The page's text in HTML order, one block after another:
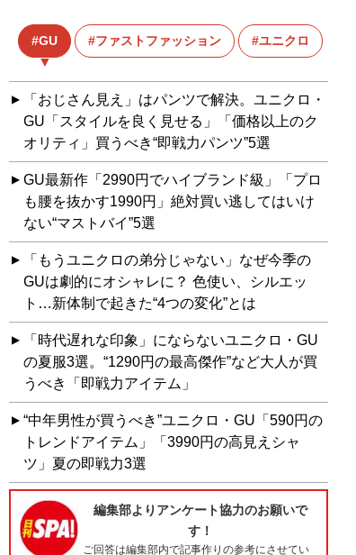
GU ファストファッション ユニクロ
「おじさん見え」はパンツで解決。ユニクロ・
GU「スタイルを良く見せる」「価格以上のク
オリティ」買うべき“即戦力パンツ”5選
GU最新作「2990円でハイブランド級」「プロ
も腰を抜かす1990円」絶対買い逃してはいけ
ない“マストバイ”5選
「もうユニクロの弟分じゃない」なぜ今季の
GUは劇的にオシャレに？ 色使い、シルエッ
ト…新体制で起きた“4つの変化”とは
「時代遅れな印象」にならないユニクロ・GU
の夏服3選。“1290円の最高傑作”など大人が買
うべき「即戦力アイテム」
“中年男性が買うべき”ユニクロ・GU「590円の
トレンドアイテム」「3990円の高見えシャ
ツ」夏の即戦力3選